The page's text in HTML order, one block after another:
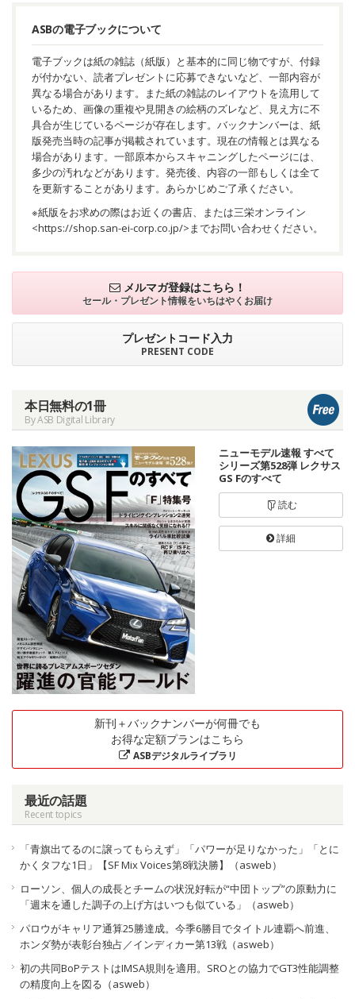
ASBの電子ブックについて
電子ブックは紙の雑誌（紙版）と基本的に同じ物ですが、付録
が付かない、読者プレゼントに応募できないなど、一部内容が
異なる場合があります。また紙の雑誌のレイアウトを流用して
いるため、画像の重複や見開きの絵柄のズレなど、見え方に不
具合が生じているページが存在します。バックナンバーは、紙
版発売当時の記事が掲載されています。現在の情報とは異なる
場合があります。一部原本からスキャニングしたページには、
多少の汚れなどがあります。発売後、内容の一部もしくは全て
を更新することがあります。あらかじめご了承ください。
※紙版をお求めの際はお近くの書店、または三栄オンライン
<https://shop.san-ei-corp.co.jp/>までお問い合わせください。
メルマガ登録はこちら！
セール・プレゼント情報をいちはやくお届け
プレゼントコード入力
PRESENT CODE
本日無料の1冊
By ASB Digital Library
ニューモデル速報 すべて
シリーズ第528弾 レクサス
GS Fのすべて
読む
詳細
新刊＋バックナンバーが何冊でも
お得な定額プランはこちら
ASBデジタルライブラリ
最近の話題
Recent topics
「青旗出てるのに譲ってもらえず」「パワーが足りなかった」「とに
かくタフな1日」【SF Mix Voices第8戦決勝】（asweb）
ローソン、個人の成長とチームの状況好転が“中団トップ”の原動力に
「週末を通した調子の上げ方はいつも似ている」（asweb）
パロウがキャリア通算25勝達成。今季6勝目でタイトル連覇へ前進、
ホンダ勢が表彰台独占／インディカー第13戦（asweb）
初の共同BoPテストはIMSA規則を適用。SROとの協力でGT3性能調整
の精度向上を図る（asweb）